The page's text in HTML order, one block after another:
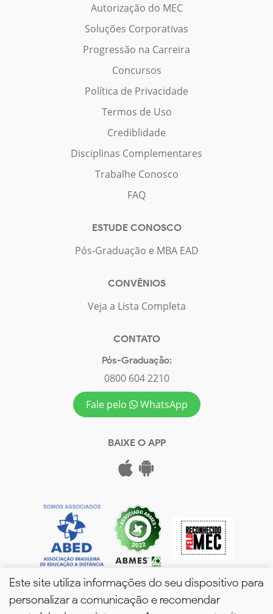
Autorização do MEC
Soluções Corporativas
Progressão na Carreira
Concursos
Política de Privacidade
Termos de Uso
Crediblidade
Disciplinas Complementares
Trabalhe Conosco
FAQ
ESTUDE CONOSCO
Pós-Graduação e MBA EAD
CONVÊNIOS
Veja a Lista Completa
CONTATO
Pós-Graduação:
0800 604 2210
Fale pelo
WhatsApp
BAIXE O APP
Este site utiliza informações do seu dispositivo para
personalizar a comunicação e recomendar